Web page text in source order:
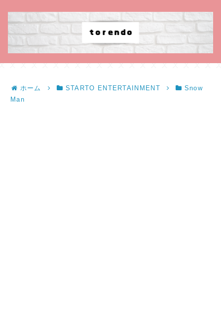
ホーム STARTO ENTERTAINMENT
Snow
Man